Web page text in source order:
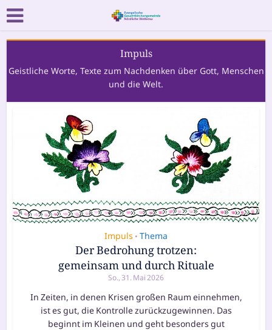
Impuls
Geistliche Worte, Texte zum Nachdenken über Gott, Menschen
und die Welt.
Impuls • Thema
Der Bedrohung trotzen:
gemeinsam und durch Rituale
So., 31. Mai 2026
In Zeiten, in denen Krisen großen Raum einnehmen,
ist es gut, die Kontrolle zurückzugewinnen. Das
beginnt im Kleinen und geht besonders gut